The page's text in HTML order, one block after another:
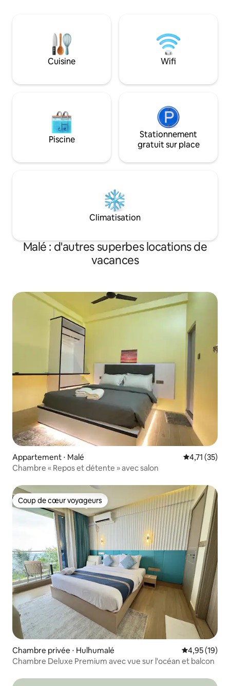
tels qu'un lit bébé et une chaise haute.
Que ce soit pour un voyage d'affaires, un
long séjour ou une escapade relaxante
aux Maldives, cet emplacement
maison au bord de la mer, loin de chez
attenante, le tout
partielle sur l'océan. Avec des
restaurants et
proximité, votre
Cuisine Wifi
Piscine
Stationnement
gratuit sur place
Climatisation
Malé : d'autres superbes locations de
vacances
Appartement ⋅ Malé Évaluation
4,71 (35)
Chambre « Repos et détente » avec salon
Coup de cœur voyageurs
Coup de cœur voyageurs
Chambre privée ⋅ Hulhumalé Évaluation
4,95 (19)
Chambre Deluxe Premium avec vue sur l'océan et balcon